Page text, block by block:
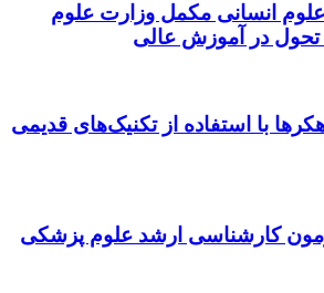
انسانی مکمل وزارت علوم
تحول در آموزش عالی
با استفاده از تکنیک‌های قدیمی
کارشناسی ارشد علوم پزشکی